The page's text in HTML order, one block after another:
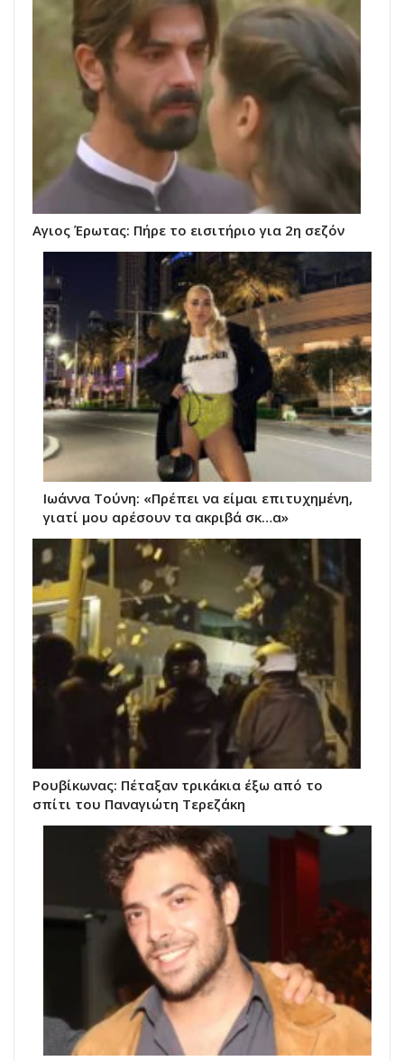
Αγιος Έρωτας: Πήρε το εισιτήριο για 2η σεζόν
Ιωάννα Τούνη: «Πρέπει να είμαι επιτυχημένη,
γιατί μου αρέσουν τα ακριβά σκ…α»
Ρουβίκωνας: Πέταξαν τρικάκια έξω από το
σπίτι του Παναγιώτη Τερεζάκη